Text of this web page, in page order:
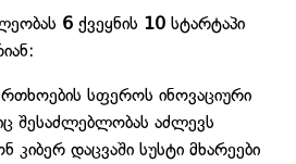
6 ქვეყნის 10 სტარტაპი
სფეროს ინოვაციური
შესაძლებლობას აძლევს
კიბერ დაცვაში სუსტი მხარეები